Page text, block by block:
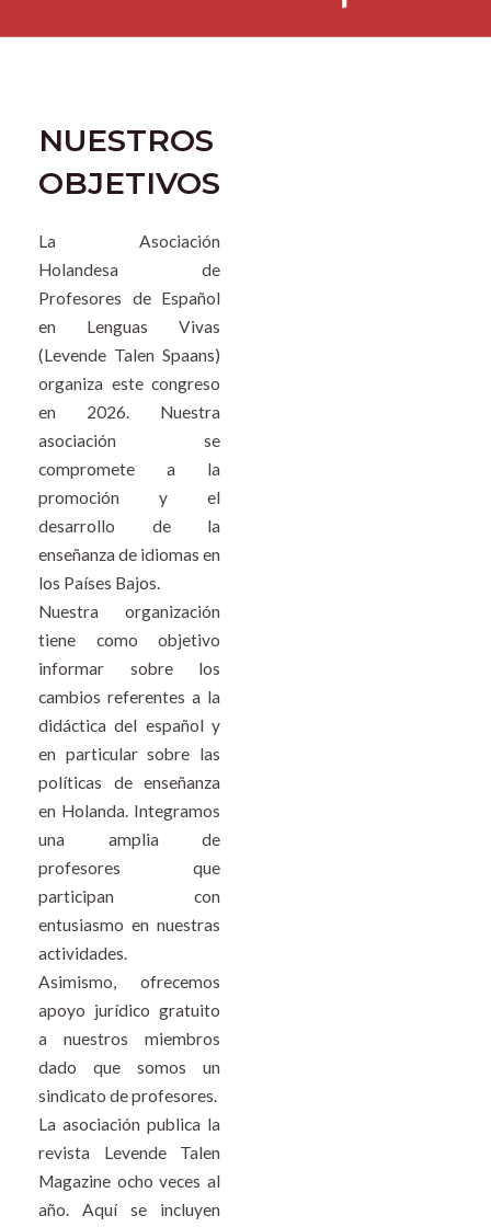
NUESTROS
OBJETIVOS
La Asociación
Holandesa de
Profesores de Español
en Lenguas Vivas
(Levende Talen Spaans)
organiza este congreso
en 2026. Nuestra
asociación se
compromete a la
promoción y el
desarrollo de la
enseñanza de idiomas en
los Países Bajos.
Nuestra organización
tiene como objetivo
informar sobre los
cambios referentes a la
didáctica del español y
en particular sobre las
políticas de enseñanza
en Holanda. Integramos
una amplia de
profesores que
participan con
entusiasmo en nuestras
actividades.
Asimismo, ofrecemos
apoyo jurídico gratuito
a nuestros miembros
dado que somos un
sindicato de profesores.
La asociación publica la
revista Levende Talen
Magazine ocho veces al
año. Aquí se incluyen